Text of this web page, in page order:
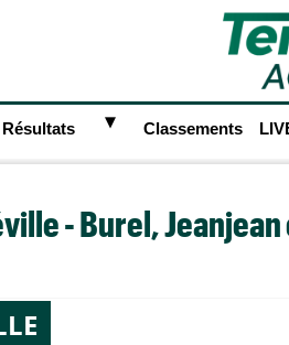
Résultats ► Classements
- Burel,